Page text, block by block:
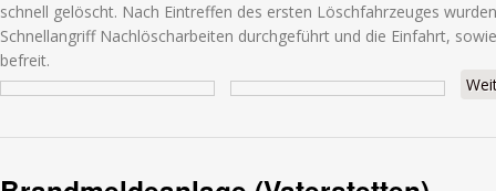
schnell gelöscht. Nach Eintreffen des ersten Löschfahrzeuges
Schnellangriff Nachlöscharbeiten durchgeführt und die Einfahrt,
befreit.